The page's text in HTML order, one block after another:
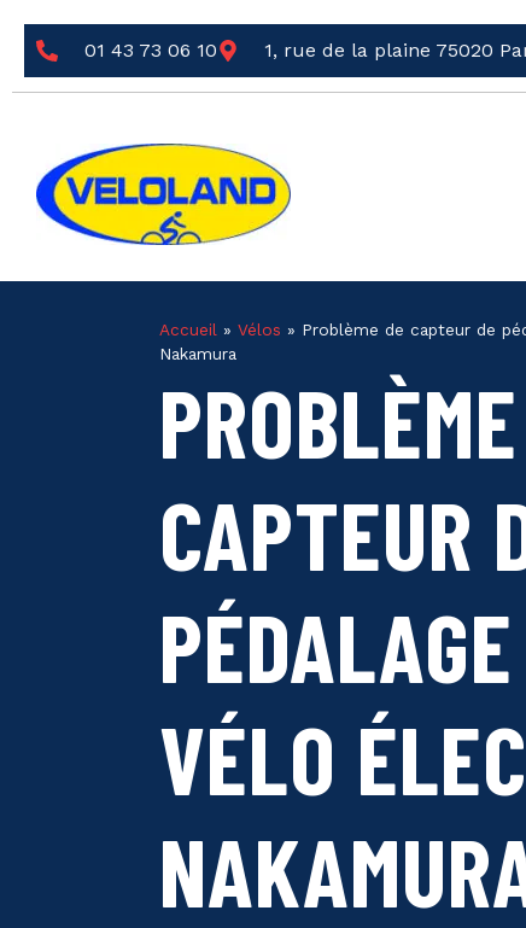
01 43 73 06 10 1, rue de la plaine 75020
Accueil » Vélos » Problème de capteur de
Nakamura
CAPTEUR
VÉLO